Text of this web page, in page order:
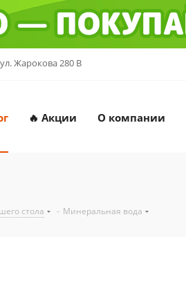
Жарокова 280 В
🔥 Акции О компании
стола - Минеральная вода